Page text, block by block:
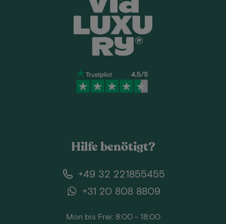
Hilfe benötigt?
+49 32 221855455
+31 20 808 8809
Mon bis Frei: 8:00 - 18:00